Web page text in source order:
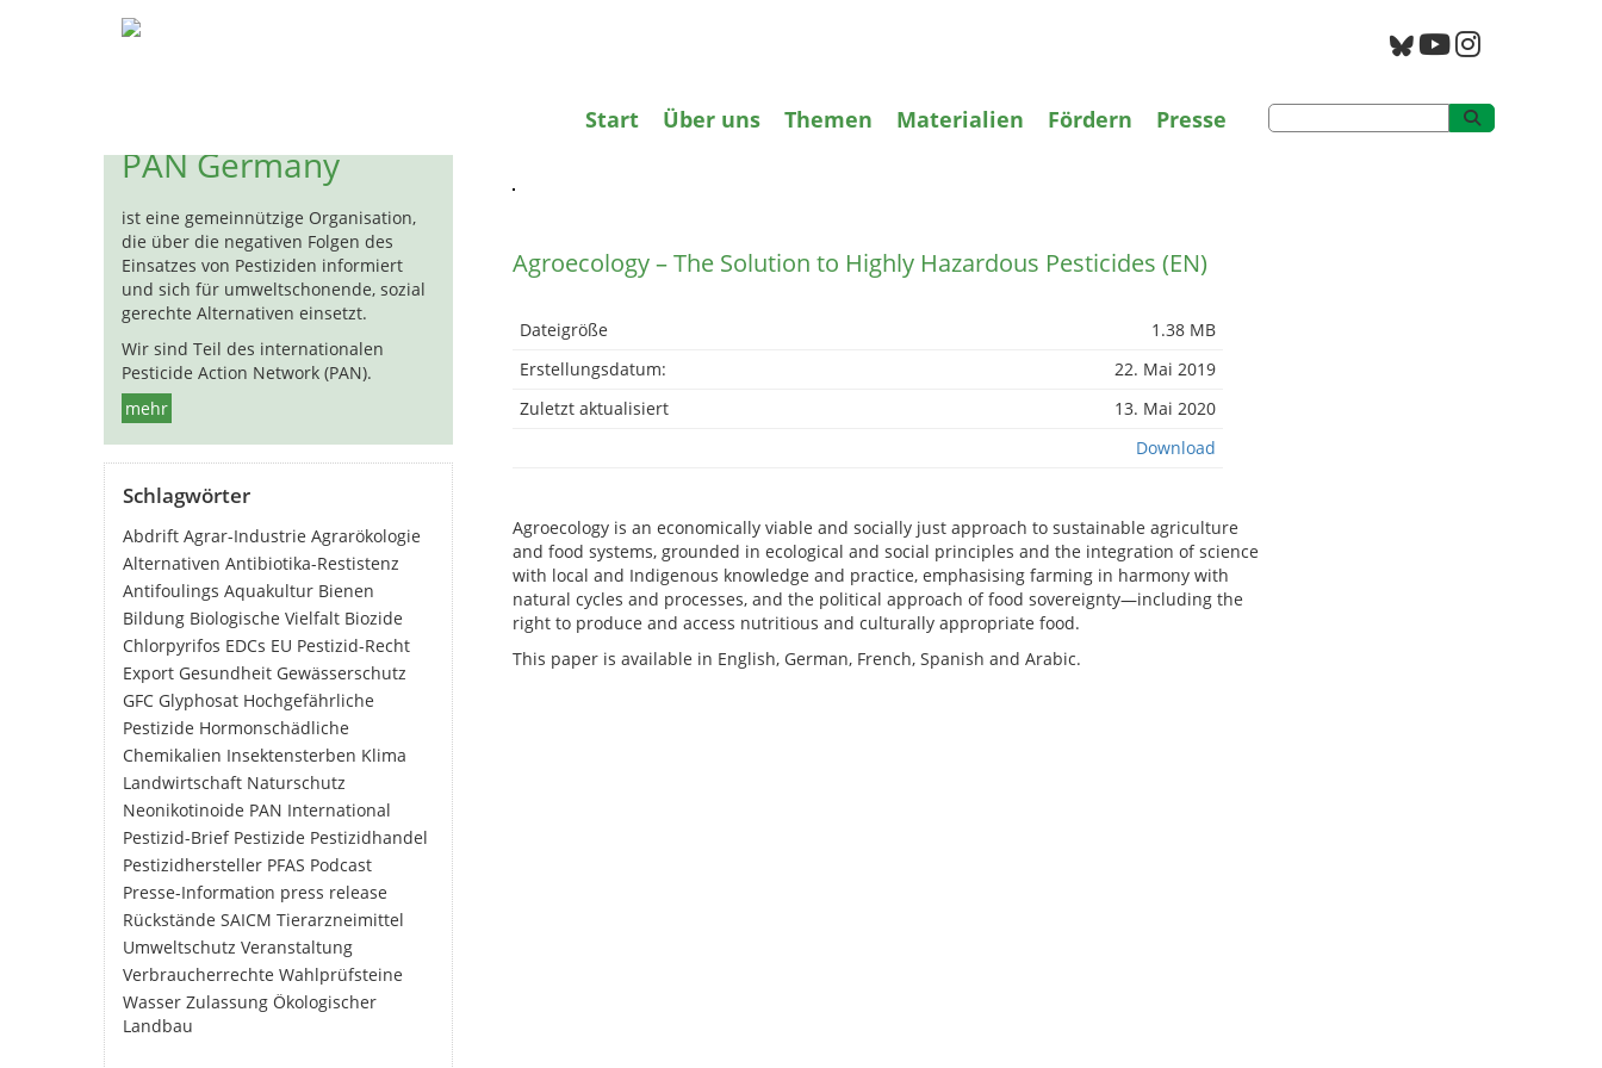
Start Über uns Themen Materialien Fördern Presse
PAN Germany
ist eine gemeinnützige Organisation,
die über die negativen Folgen des
Einsatzes von Pestiziden informiert
und sich für umweltschonende, sozial
gerechte Alternativen einsetzt.
Wir sind Teil des internationalen
Pesticide Action Network (PAN).
mehr
Schlagwörter
Abdrift Agrar-Industrie Agrarökologie
Alternativen Antibiotika-Restistenz
Antifoulings Aquakultur Bienen
Bildung Biologische Vielfalt Biozide
Chlorpyrifos EDCs EU Pestizid-Recht
Export Gesundheit Gewässerschutz
GFC Glyphosat Hochgefährliche
Pestizide Hormonschädliche
Chemikalien Insektensterben Klima
Landwirtschaft Naturschutz
Neonikotinoide PAN International
Pestizid-Brief Pestizide Pestizidhandel
Pestizidhersteller PFAS Podcast
Presse-Information press release
Rückstände SAICM Tierarzneimittel
Umweltschutz Veranstaltung
Verbraucherrechte Wahlprüfsteine
Wasser Zulassung Ökologischer
Landbau
Agroecology – The Solution to Highly Hazardous Pesticides (EN)
Dateigröße
1.38 MB
Erstellungsdatum:
22. Mai 2019
Zuletzt aktualisiert
13. Mai 2020
Download
Agroecology is an economically viable and socially just approach to sustainable agriculture
and food systems, grounded in ecological and social principles and the integration of science
with local and Indigenous knowledge and practice, emphasising farming in harmony with
natural cycles and processes, and the political approach of food sovereignty—including the
right to produce and access nutritious and culturally appropriate food.
This paper is available in English, German, French, Spanish and Arabic.